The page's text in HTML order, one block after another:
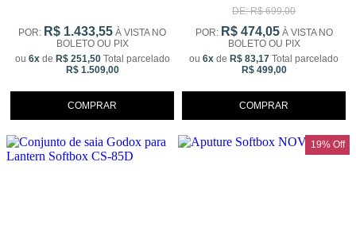
POR: R$ 1.433,55 À VISTA NO
BOLETO OU PIX
ou 6xde R$ 251,50Total parcelado
R$ 1.509,00
COMPRAR
DE: R$ 699,00
POR: R$ 474,05À VISTA NO
BOLETO OU PIX
ou 6x de R$ 83,17 Total parcelado
R$ 499,00
COMPRAR
19% Off